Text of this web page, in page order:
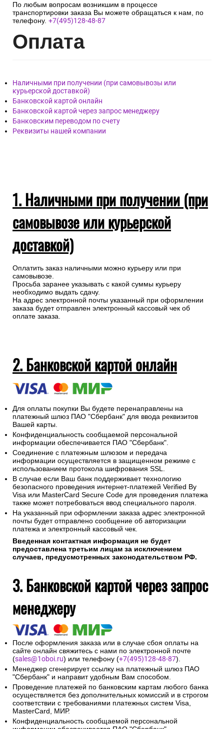
По любым вопросам возникшим в процессе
транспортировки заказа Вы можете обращаться к нам, по
телефону. +7(495)128-48-87
Оплата
Наличными при получении (при самовывозы или
курьерской доставкой)
Банковской картой онлайн
Банковской картой через запрос менеджеру
Банковским переводом по счету
Реквизиты нашей компании
1. Наличными при получении (при
самовывозе или курьерской
доставкой)
Оплатить заказ наличными можно курьеру или при
самовывозе.
Просьба заранее указывать с какой суммы курьеру
необходимо выдать сдачу.
На адрес электронной почты указанный при оформлении
заказа будет отправлен электронный кассовый чек об
оплате заказа.
2. Банковской картой онлайн
Для оплаты покупки Вы будете перенаправлены на
платежный шлюз ПАО "Сбербанк" для ввода реквизитов
Вашей карты.
Конфиденциальность сообщаемой персональной
информации обеспечивается ПАО "Сбербанк".
Соединение с платежным шлюзом и передача
информации осуществляется в защищенном режиме с
использованием протокола шифрования SSL.
В случае если Ваш банк поддерживает технологию
безопасного проведения интернет-платежей Verified By
Visa или MasterCard Secure Code для проведения платежа
также может потребоваться ввод специального пароля.
На указанный при оформлении заказа адрес электронной
почты будет отправлено сообщение об авторизации
платежа и электронный кассовый чек.
Введенная контактная информация не будет
предоставлена третьим лицам за исключением
случаев, предусмотренных законодательством РФ.
3. Банковской картой через запрос
менеджеру
После оформления заказа или в случае сбоя оплаты на
сайте онлайн свяжитесь с нами по электронной почте
(sales@1oboi.ru) или телефону (+7(495)128-48-87).
Менеджер сгенерирует ссылку на платежный шлюз ПАО
"Сбербанк" и направит удобным Вам способом.
Проведение платежей по банковским картам любого банка
осуществляется без дополнительных комиссий и в строгом
соответствии с требованиями платежных систем Visa,
MasterCard, МИР.
Конфиденциальность сообщаемой персональной